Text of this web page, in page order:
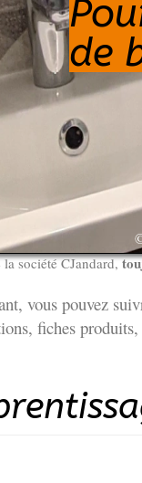
de
la société CJandard,
vous pouvez
fiches